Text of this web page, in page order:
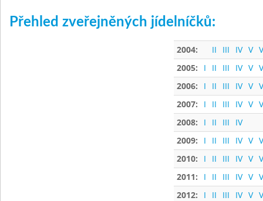
Přehled zveřejněných jídelníčků:
2004: II III IV V
2005:
I II III IV V
2006:
I II III IV V
2007:
I II III IV V
2008:
I II III
IV
2009:
I II III IV V
2010:
I II III IV V
2011:
I II III IV V
2012:
I II III IV V